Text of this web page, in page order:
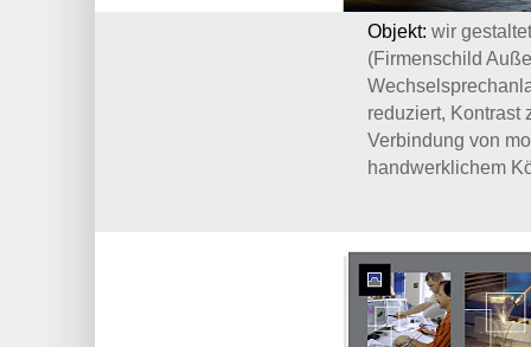
Objekt: wir
(Firmenschild
reduziert, Kontrast
Verbindung von
handwerklichem